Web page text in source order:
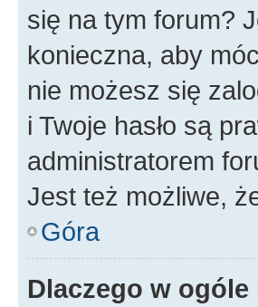
się na tym forum?
konieczna, aby
nie możesz się
i Twoje hasło są
administratorem
Jest też możliwe,
Góra
Dlaczego w